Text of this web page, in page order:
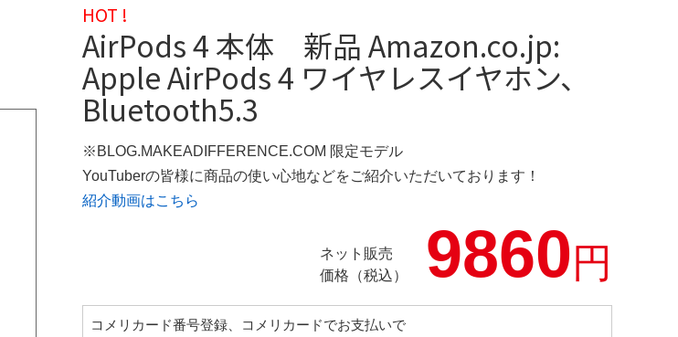
HOT !
AirPods 4 本体 新品 Amazon.co.jp:
Apple AirPods 4 ワイヤレスイヤホン、
Bluetooth5.3
※BLOG.MAKEADIFFERENCE.COM 限定モデル
YouTuberの皆様に商品の使い心地などをご紹介いただいております！
紹介動画はこちら
ネット販売
価格（税込）
9860円
コメリカード番号登録、コメリカードでお支払いで